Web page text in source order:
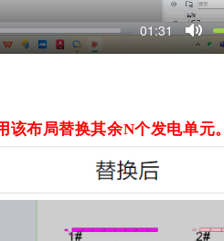
01:31
M
e
该布局替换其余N个发电单元。